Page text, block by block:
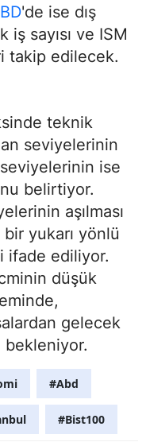
'de ise dış
iş sayısı ve ISM
takip edilecek.
teknik
seviyelerinin
ise
belirtiyor.
aşılması
yukarı yönlü
ifade ediliyor.
düşük
gelecek
bekleniyor.
#Abd
#Bist100